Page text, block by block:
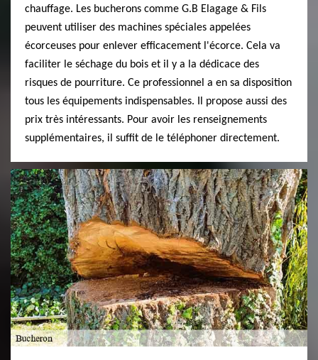
chauffage. Les bucherons comme G.B Elagage & Fils
peuvent utiliser des machines spéciales appelées
écorceuses pour enlever efficacement l'écorce. Cela va
faciliter le séchage du bois et il y a la dédicace des
risques de pourriture. Ce professionnel a en sa disposition
tous les équipements indispensables. Il propose aussi des
prix très intéressants. Pour avoir les renseignements
supplémentaires, il suffit de le téléphoner directement.